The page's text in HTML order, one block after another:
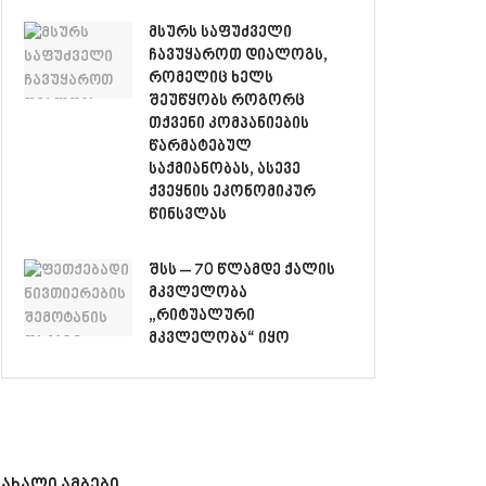
მსურს საფუძველი
ჩავუყაროთ დიალოგს,
რომელიც ხელს
შეუწყობს როგორც
თქვენი კომპანიების
წარმატებულ
საქმიანობას, ასევე
ქვეყნის ეკონომიკურ
წინსვლას
შსს – 70 წლამდე ქალის
მკვლელობა
„რიტუალური
მკვლელობა“ იყო